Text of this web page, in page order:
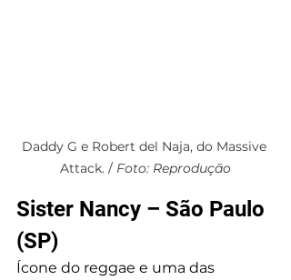
Daddy G e Robert del Naja, do Massive
Attack. / Foto: Reprodução
Sister Nancy – São Paulo
(SP)
Ícone do reggae e uma das